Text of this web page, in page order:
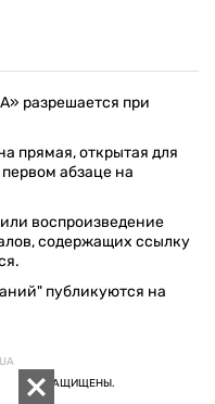
разрешается при
прямая, открытая для
абзаце на
воспроизведение
содержащих ссылку
публикуются на
ПРАВА ЗАЩИЩЕНЫ.